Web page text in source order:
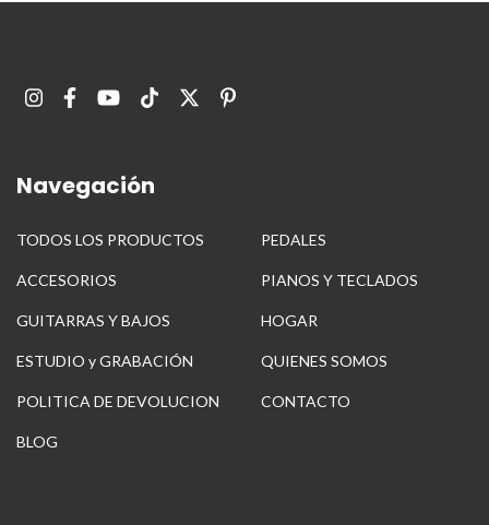
Navegación
TODOS LOS PRODUCTOS PEDALES
ACCESORIOS PIANOS Y TECLADOS
GUITARRAS Y BAJOS HOGAR
ESTUDIO y GRABACIÓN QUIENES SOMOS
POLITICA DE DEVOLUCION CONTACTO
BLOG